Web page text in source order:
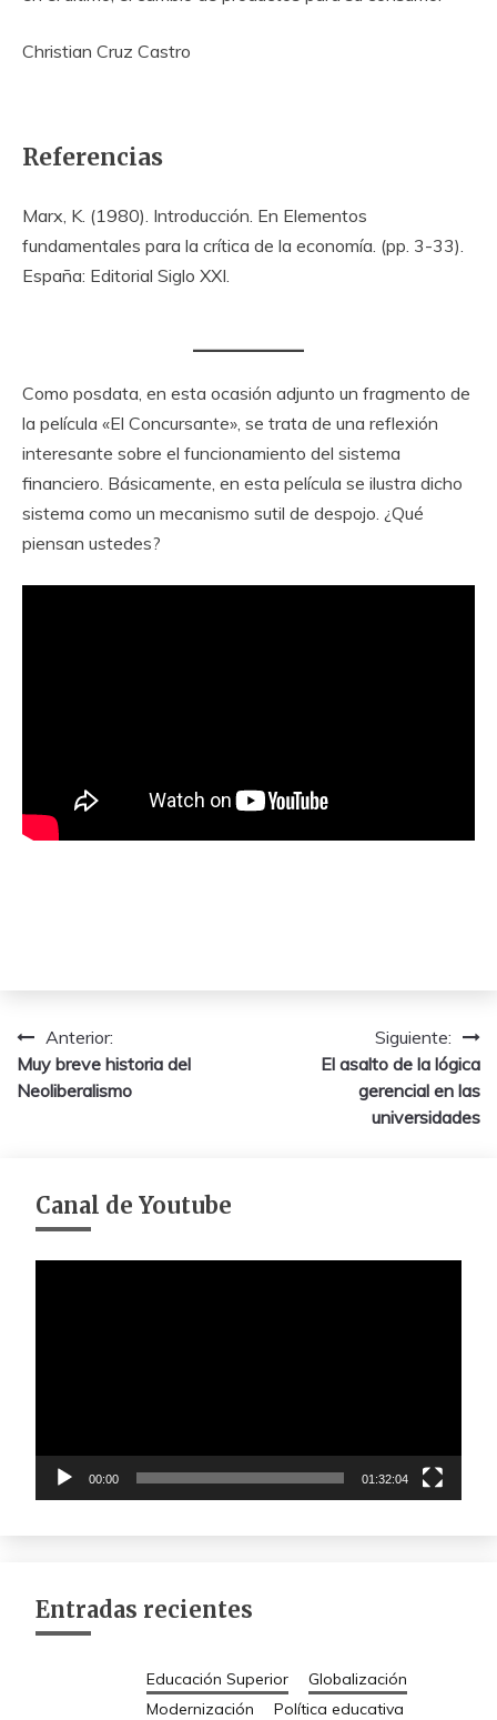
Christian Cruz Castro
Referencias
Marx, K. (1980). Introducción. En Elementos
fundamentales para la crítica de la economía. (pp. 3-33).
España: Editorial Siglo XXI.
Como posdata, en esta ocasión adjunto un fragmento de
la película «El Concursante», se trata de una reflexión
interesante sobre el funcionamiento del sistema
financiero. Básicamente, en esta película se ilustra dicho
sistema como un mecanismo sutil de despojo. ¿Qué
piensan ustedes?
Navegación
de
Anterior:
Muy breve historia del
Neoliberalismo
Siguiente:
El asalto de la lógica
gerencial en las
universidades
Canal de Youtube
00:00 01:32:04
Entradas recientes
Educación Superior
Globalización
Modernización
Política educativa